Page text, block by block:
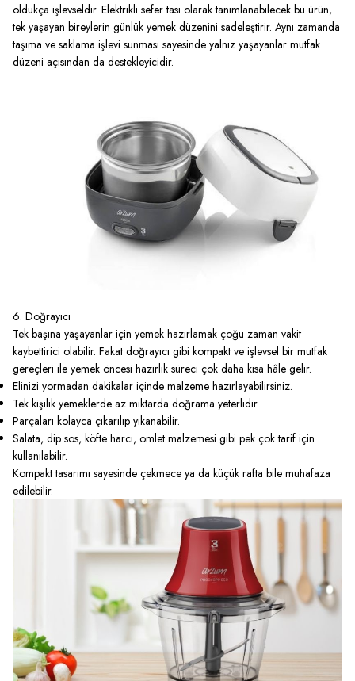
oldukça işlevseldir. Elektrikli sefer tası olarak tanımlanabilecek bu ürün,
tek yaşayan bireylerin günlük yemek düzenini sadeleştirir. Aynı zamanda
taşıma ve saklama işlevi sunması sayesinde yalnız yaşayanlar mutfak
düzeni açısından da destekleyicidir.
6. Doğrayıcı
Tek başına yaşayanlar için yemek hazırlamak çoğu zaman vakit
kaybettirici olabilir. Fakat doğrayıcı gibi kompakt ve işlevsel bir mutfak
gereçleri ile yemek öncesi hazırlık süreci çok daha kısa hâle gelir.
Elinizi yormadan dakikalar içinde malzeme hazırlayabilirsiniz.
Tek kişilik yemeklerde az miktarda doğrama yeterlidir.
Parçaları kolayca çıkarılıp yıkanabilir.
Salata, dip sos, köfte harcı, omlet malzemesi gibi pek çok tarif için
kullanılabilir.
Kompakt tasarımı sayesinde çekmece ya da küçük rafta bile muhafaza
edilebilir.